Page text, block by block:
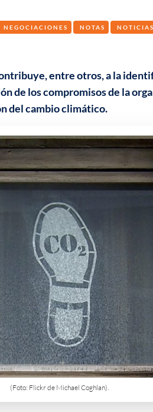
NEGOCIACIONES NOTAS NOTICIAS
entre otros, a la
de los compromisos de la
del cambio climático.
(Foto: Flickr de Michael Coghlan).